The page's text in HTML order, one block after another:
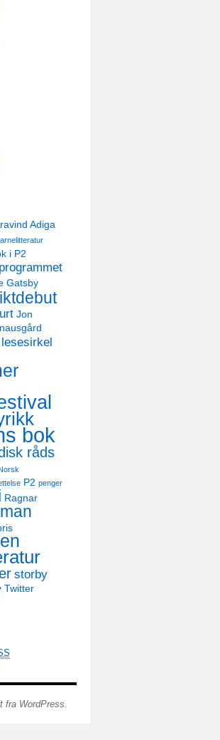
Adiga
i P2
Gatsby
Jon
lesesirkel
bok
råds
P2 penger
Ragnar
storby
Twitter
fra WordPress.